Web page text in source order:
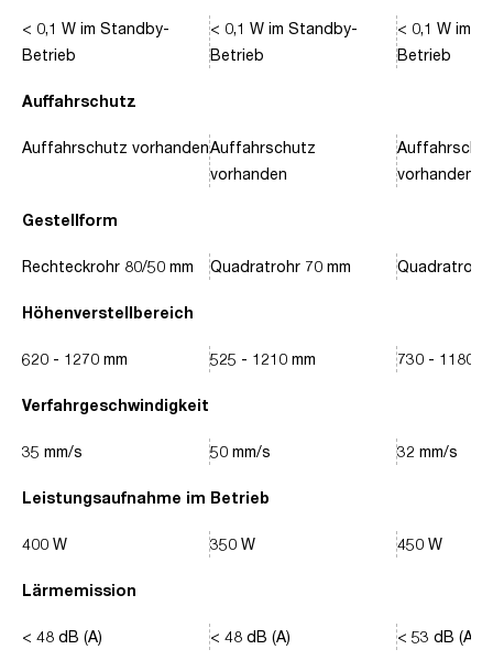
Auffahrschutz
Gestellform
Höhenverstellbereich
Verfahrgeschwindigkeit
Leistungsaufnahme im Betrieb
Lärmemission
< 0,1 W im Standby-
Betrieb
Auffahrschutz vorhanden
Rechteckrohr 80/50 mm
620 - 1270 mm
35 mm/s
400 W
< 48 dB (A)
< 0,1 W im Standby-
Betrieb
Auffahrschutz
vorhanden
Quadratrohr 70 mm
525 - 1210 mm
50 mm/s
350 W
< 48 dB (A)
< 0,1 W im
Betrieb
vorhanden
Quadratrohr
730 - 1180
32 mm/s
450 W
< 53 dB (A)